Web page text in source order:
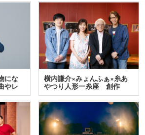
にな
やレ
横内謙介×みょんふぁ×糸あ
やつり人形一糸座 創作
人…